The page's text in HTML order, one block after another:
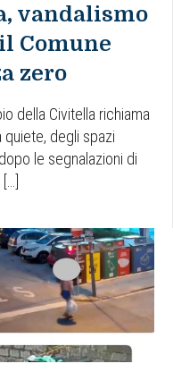
vandalismo
Comune
zero
della Civitella richiama
degli spazi
le segnalazioni di